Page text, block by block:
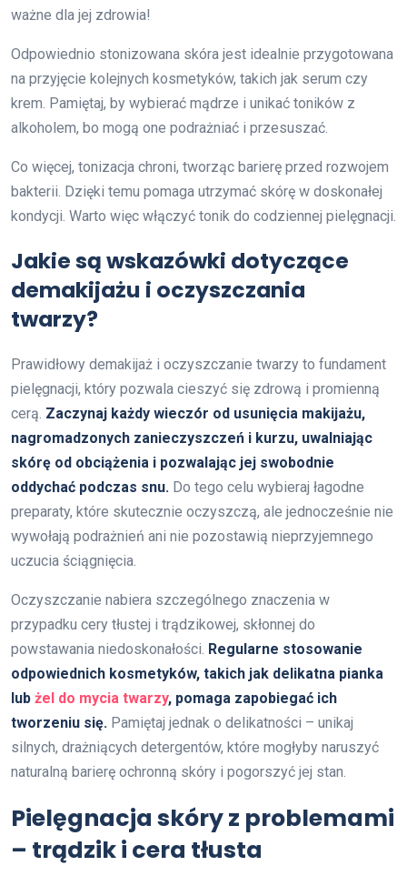
ważne dla jej zdrowia!
Odpowiednio stonizowana skóra jest idealnie przygotowana
na przyjęcie kolejnych kosmetyków, takich jak serum czy
krem. Pamiętaj, by wybierać mądrze i unikać toników z
alkoholem, bo mogą one podrażniać i przesuszać.
Co więcej, tonizacja chroni, tworząc barierę przed rozwojem
bakterii. Dzięki temu pomaga utrzymać skórę w doskonałej
kondycji. Warto więc włączyć tonik do codziennej pielęgnacji.
Jakie są wskazówki dotyczące
demakijażu i oczyszczania
twarzy?
Prawidłowy demakijaż i oczyszczanie twarzy to fundament
pielęgnacji, który pozwala cieszyć się zdrową i promienną
cerą. Zaczynaj każdy wieczór od usunięcia makijażu,
nagromadzonych zanieczyszczeń i kurzu, uwalniając
skórę od obciążenia i pozwalając jej swobodnie
oddychać podczas snu. Do tego celu wybieraj łagodne
preparaty, które skutecznie oczyszczą, ale jednocześnie nie
wywołają podrażnień ani nie pozostawią nieprzyjemnego
uczucia ściągnięcia.
Oczyszczanie nabiera szczególnego znaczenia w
przypadku cery tłustej i trądzikowej, skłonnej do
powstawania niedoskonałości. Regularne stosowanie
odpowiednich kosmetyków, takich jak delikatna pianka
lub żel do mycia twarzy, pomaga zapobiegać ich
tworzeniu się. Pamiętaj jednak o delikatności – unikaj
silnych, drażniących detergentów, które mogłyby naruszyć
naturalną barierę ochronną skóry i pogorszyć jej stan.
Pielęgnacja skóry z problemami
– trądzik i cera tłusta